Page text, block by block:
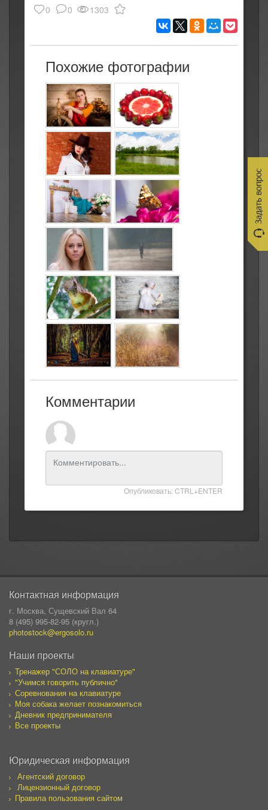
0 0 1303
Похожие фотографии
Комментарии
Опубликовать: CTRL+ENTER
Контактная информация
г. Москва, Сущевский Вал 64
8 (495) 995-82-95 (кругл.)
photostock@ergosolo.ru
Наши проекты
Тренажер "СОЛО на клавиатуре"
"Учимся говорить публично"
Соревнования на клавиатуре
Моя собака желает познакомиться
Дневник предпринимателя
Все проекты
Юридическая информация
Агентский договор
Лицензионный договор
Правила пользования сайтом